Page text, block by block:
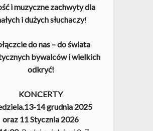
i muzyczne zachwyty dla
i dużych słuchaczy!
do nas – do świata
bywalców i wielkich
odkryć!
KONCERTY
14 grudnia 2025
oraz 11 Stycznia 2026